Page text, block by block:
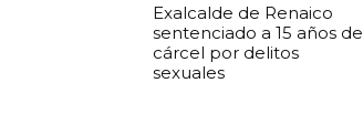
Exalcalde de Renaico
sentenciado a 15 años de
cárcel por delitos
sexuales